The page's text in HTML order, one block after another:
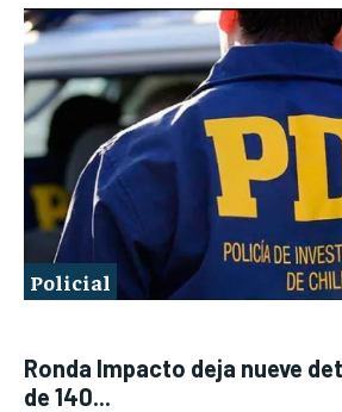
Policial
Ronda Impacto deja nueve
de 140...